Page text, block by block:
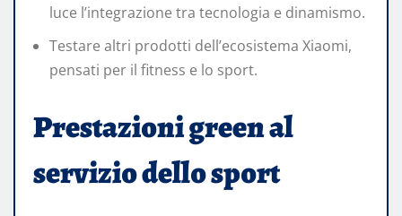
luce l’integrazione tra tecnologia e dinamismo.
Testare altri prodotti dell’ecosistema Xiaomi,
pensati per il fitness e lo sport.
Prestazioni green al
servizio dello sport